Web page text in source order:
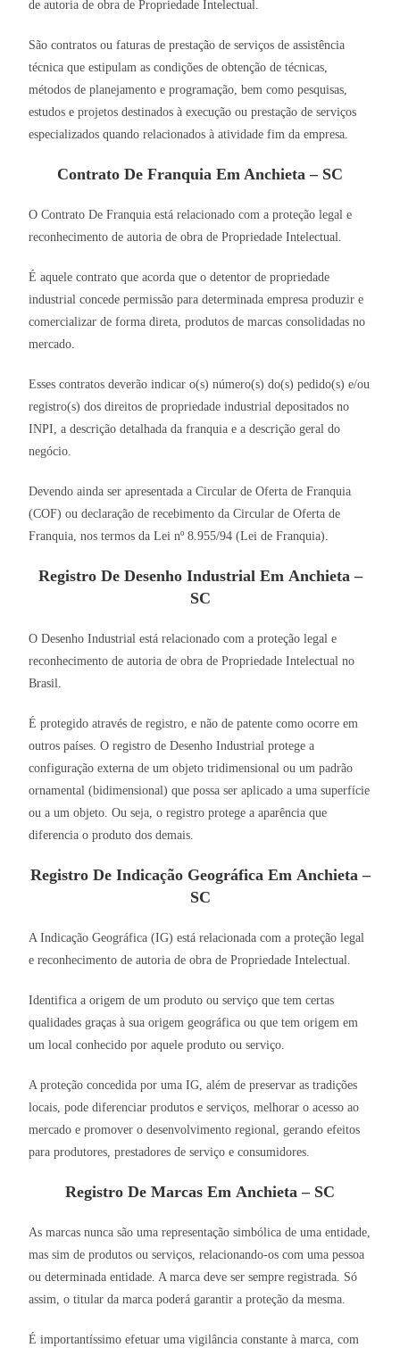
de autoria de obra de Propriedade Intelectual.
São contratos ou faturas de prestação de serviços de assistência
técnica que estipulam as condições de obtenção de técnicas,
métodos de planejamento e programação, bem como pesquisas,
estudos e projetos destinados à execução ou prestação de serviços
especializados quando relacionados à atividade fim da empresa.
Contrato De Franquia Em Anchieta – SC
O Contrato De Franquia está relacionado com a proteção legal e
reconhecimento de autoria de obra de Propriedade Intelectual.
É aquele contrato que acorda que o detentor de propriedade
industrial concede permissão para determinada empresa produzir e
comercializar de forma direta, produtos de marcas consolidadas no
mercado.
Esses contratos deverão indicar o(s) número(s) do(s) pedido(s) e/ou
registro(s) dos direitos de propriedade industrial depositados no
INPI, a descrição detalhada da franquia e a descrição geral do
negócio.
Devendo ainda ser apresentada a Circular de Oferta de Franquia
(COF) ou declaração de recebimento da Circular de Oferta de
Franquia, nos termos da Lei nº 8.955/94 (Lei de Franquia).
Registro De Desenho Industrial Em Anchieta –
SC
O Desenho Industrial está relacionado com a proteção legal e
reconhecimento de autoria de obra de Propriedade Intelectual no
Brasil.
É protegido através de registro, e não de patente como ocorre em
outros países. O registro de Desenho Industrial protege a
configuração externa de um objeto tridimensional ou um padrão
ornamental (bidimensional) que possa ser aplicado a uma superfície
ou a um objeto. Ou seja, o registro protege a aparência que
diferencia o produto dos demais.
Registro De Indicação Geográfica Em Anchieta –
SC
A Indicação Geográfica (IG) está relacionada com a proteção legal
e reconhecimento de autoria de obra de Propriedade Intelectual.
Identifica a origem de um produto ou serviço que tem certas
qualidades graças à sua origem geográfica ou que tem origem em
um local conhecido por aquele produto ou serviço.
A proteção concedida por uma IG, além de preservar as tradições
locais, pode diferenciar produtos e serviços, melhorar o acesso ao
mercado e promover o desenvolvimento regional, gerando efeitos
para produtores, prestadores de serviço e consumidores.
Registro De Marcas Em Anchieta – SC
As marcas nunca são uma representação simbólica de uma entidade,
mas sim de produtos ou serviços, relacionando-os com uma pessoa
ou determinada entidade. A marca deve ser sempre registrada. Só
assim, o titular da marca poderá garantir a proteção da mesma.
É importantíssimo efetuar uma vigilância constante à marca, com